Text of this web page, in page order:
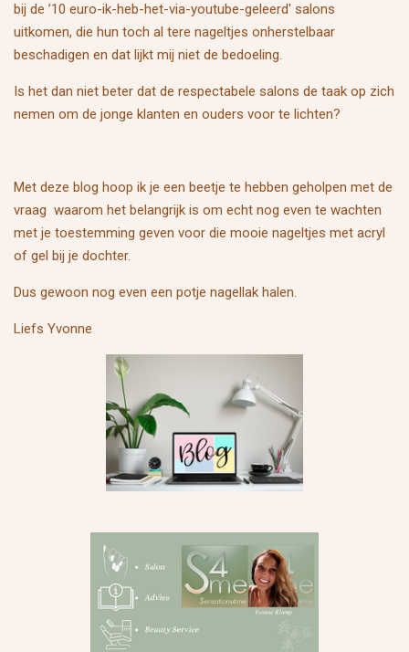
bij de ’10 euro-ik-heb-het-via-youtube-geleerd' salons
uitkomen, die hun toch al tere nageltjes onherstelbaar
beschadigen en dat lijkt mij niet de bedoeling.
Is het dan niet beter dat de respectabele salons de taak op zich
nemen om de jonge klanten en ouders voor te lichten?
Met deze blog hoop ik je een beetje te hebben geholpen met de
vraag waarom het belangrijk is om echt nog even te wachten
met je toestemming geven voor die mooie nageltjes met acryl
of gel bij je dochter.
Dus gewoon nog even een potje nagellak halen.
Liefs Yvonne